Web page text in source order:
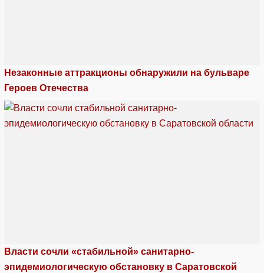
Незаконные аттракционы обнаружили на бульваре
Героев Отечества
Власти сочли «стабильной» санитарно-
эпидемиологическую обстановку в Саратовской